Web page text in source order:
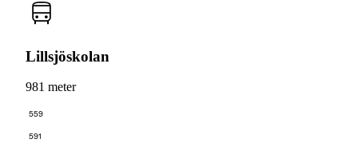
Lillsjöskolan
981 meter
559
591